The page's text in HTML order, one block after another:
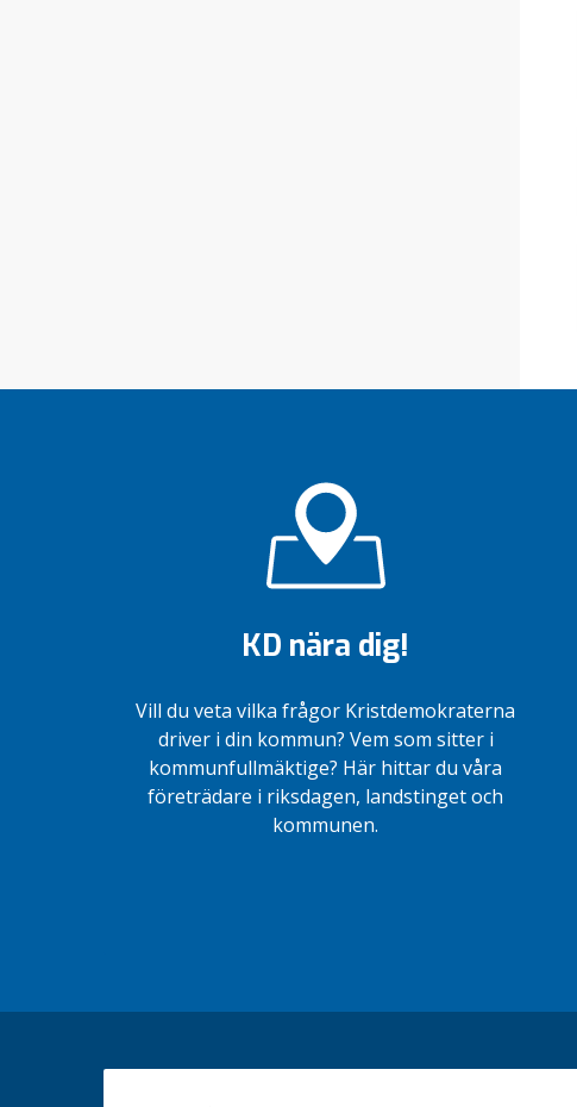
KD nära dig!
Vill du veta vilka frågor Kristdemokraterna
driver i din kommun? Vem som sitter i
kommunfullmäktige? Här hittar du våra
företrädare i riksdagen, landstinget och
kommunen.